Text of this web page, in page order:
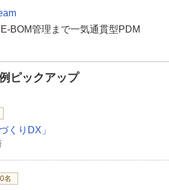
BOM管理まで一気通貫型PDM
ピックアップ
くりDX」
名